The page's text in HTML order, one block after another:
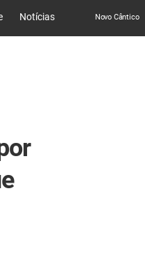
Notícias Novo Cântico